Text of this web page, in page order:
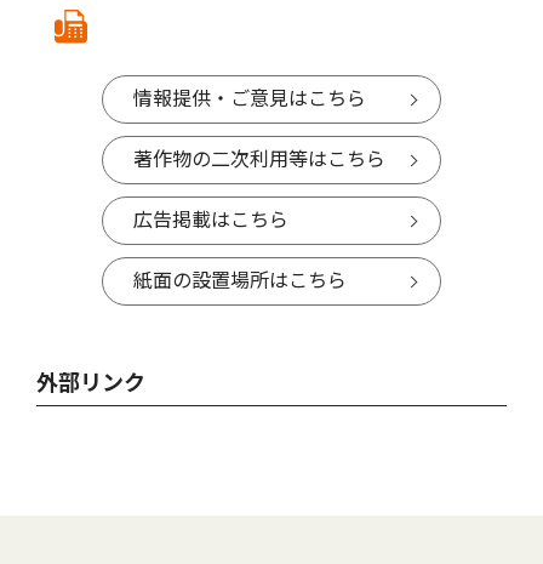
情報提供・ご意見はこちら
著作物の二次利用等はこちら
広告掲載はこちら
紙面の設置場所はこちら
外部リンク